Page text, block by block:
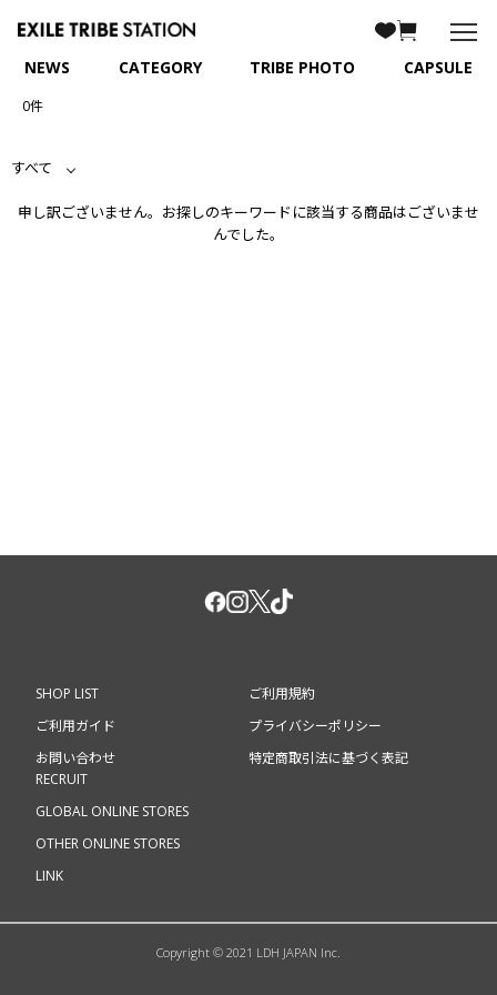
NEWS CATEGORY TRIBE PHOTO CAPSULE
0件
すべて
申し訳ございません。お探しのキーワードに該当する商品はございませ
んでした。
SHOP LIST
ご利用ガイド
お問い合わせ
ご利用規約
プライバシーポリシー
特定商取引法に基づく表記
RECRUIT
GLOBAL ONLINE STORES
OTHER ONLINE STORES
LINK
Copyright © 2021 LDH JAPAN Inc.